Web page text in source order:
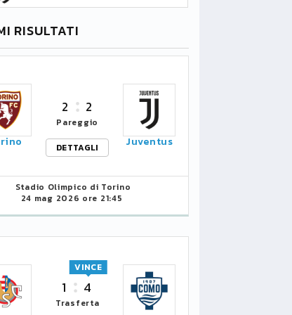
RISULTATI
2 2
Pareggio
DETTAGLI
Juventus
Stadio Olimpico di Torino
24 mag 2026 ore 21:45
1 4
VINCE
Trasferta